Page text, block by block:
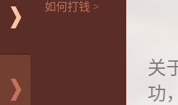
如何打钱 >
关
功